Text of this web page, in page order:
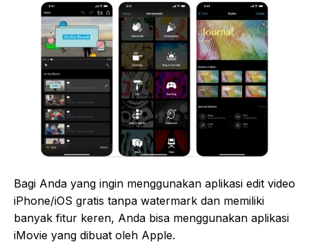
Bagi Anda yang ingin menggunakan aplikasi edit video
iPhone/iOS gratis tanpa watermark dan memiliki
banyak fitur keren, Anda bisa menggunakan aplikasi
iMovie yang dibuat oleh Apple.